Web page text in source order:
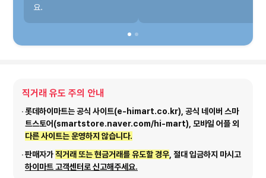
요.
직거래 유도 주의 안내
롯데하이마트는 공식 사이트(e-himart.co.kr), 공식 네이버 스마
트스토어(smartstore.naver.com/hi-mart), 모바일 어플 외
다른 사이트는 운영하지 않습니다.
판매자가직거래 또는 현금거래를 유도할 경우 , 절대 입금하지 마시고
하이마트 고객센터로 신고해주세요.